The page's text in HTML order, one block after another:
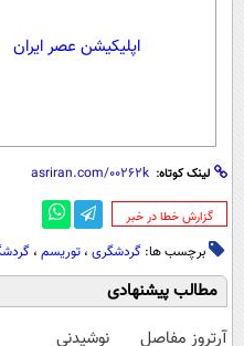
اپلیکیشن عصر ایران
لینک کوتاه:
‌گزارش خطا در خبر
برچسب ها: گردشگری ، توریسم ،
مطالب پیشنهادی
آرتروز مفاصل
نوشیدنی